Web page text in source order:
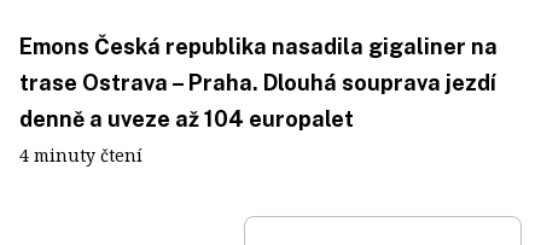
Emons Česká republika nasadila gigaliner na
trase Ostrava – Praha. Dlouhá souprava jezdí
denně a uveze až 104 europalet
4 minuty čtení